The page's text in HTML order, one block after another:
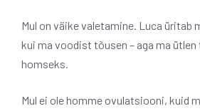
Mul on väike valetamine. Luca üritab
kui ma voodist tõusen – aga ma ütlen
homseks.
Mul ei ole homme ovulatsiooni, kuid